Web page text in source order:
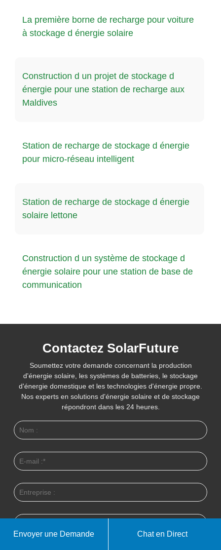
La première borne de recharge pour voiture
à stockage d énergie solaire
Construction d un projet de stockage d
énergie pour une station de recharge aux
Maldives
Station de recharge de stockage d énergie
pour micro-réseau intelligent
Station de recharge de stockage d énergie
solaire lettone
Construction d un système de stockage d
énergie solaire pour une station de base de
communication
Contactez SolarFuture
Soumettez votre demande concernant la production
d'énergie solaire, les systèmes de batteries, le stockage
d'énergie domestique et les technologies d'énergie propre.
Nos experts en solutions d'énergie solaire et de stockage
répondront dans les 24 heures.
Envoyer une Demande Chat en Direct